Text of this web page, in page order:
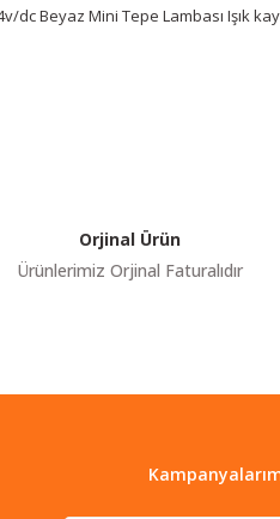
dc Beyaz Mini Tepe Lambası
Orjinal Ürün
Ürünlerimiz Orjinal Faturalıdır